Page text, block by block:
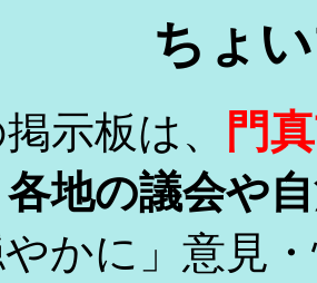
ちょ
示板は、
門
各地の議会や
かに」意見